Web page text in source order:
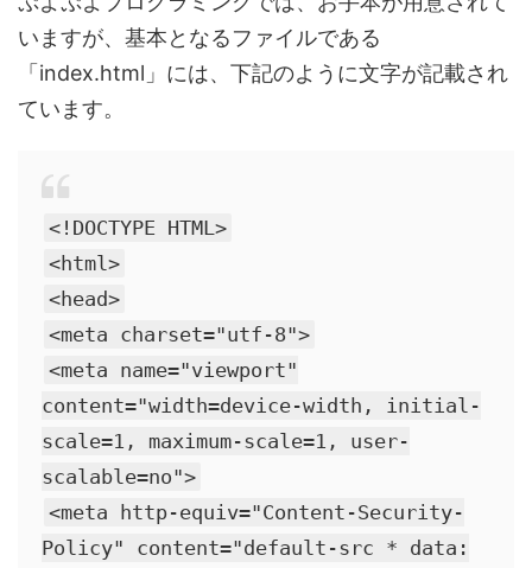
いますが、基本となるファイルである
「index.html」には、下記のように文字が記載され
ています。
<!DOCTYPE HTML>
<html>
<head>
<meta charset="utf-8">
<meta name="viewport"
content="width=device-width, initial-
scale=1, maximum-scale=1, user-
scalable=no">
<meta http-equiv="Content-Security-
Policy" content="default-src * data: